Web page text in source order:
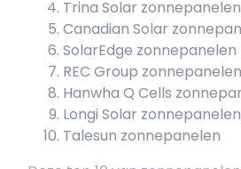
Trina Solar zonnepanelen
Canadian Solar
SolarEdge zonnepanelen
REC Group zonnepanelen
Hanwha Q Cells
Longi Solar zonnepanelen
Talesun zonnepanelen